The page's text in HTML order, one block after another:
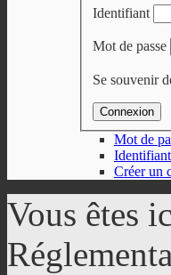
Identifiant
Mot de passe
Se souvenir
Mot de
Créer un
Vous êtes